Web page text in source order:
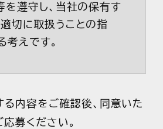
を遵守し、当社の保有す
切に取扱うことの指
考えです。
。万が一情報資産の機
性の損なわれる行為が
内容をご確認後、同意いた
募ください。